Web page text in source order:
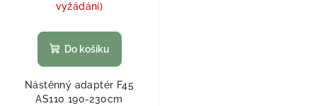
vyžádání)
Do košíku
Nástěnný adaptér F45
AS110 190-230cm